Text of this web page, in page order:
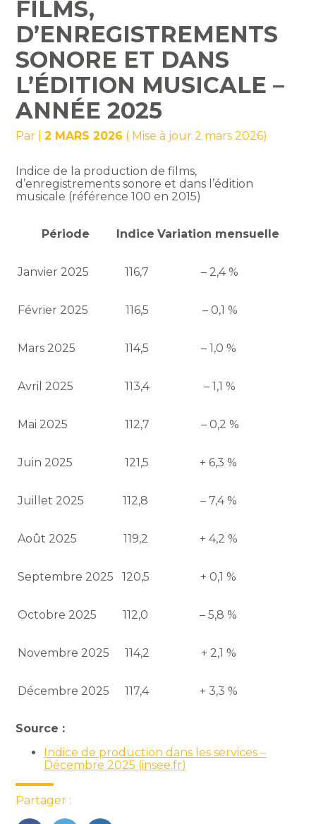
FILMS,
D’ENREGISTREMENTS
SONORE ET DANS
L’ÉDITION MUSICALE –
ANNÉE 2025
Par |2 MARS 2026 ( Mise à jour 2 mars 2026)
Indice de la production de films,
d’enregistrements sonore et dans l’édition
musicale (référence 100 en 2015)
Période Indice Variation mensuelle
Janvier 2025 116,7 – 2,4 %
Février 2025 116,5 – 0,1 %
Mars 2025 114,5 – 1,0 %
Avril 2025 113,4 – 1,1 %
Mai 2025 112,7 – 0,2 %
Juin 2025 121,5 + 6,3 %
Juillet 2025 112,8 – 7,4 %
Août 2025 119,2 + 4,2 %
Septembre 2025 120,5 + 0,1 %
Octobre 2025 112,0 – 5,8 %
Novembre 2025 114,2 + 2,1 %
Décembre 2025 117,4 + 3,3 %
Source :
Indice de production dans les services –
Décembre 2025 (insee.fr)
Partager :